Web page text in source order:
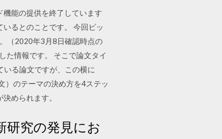
能の提供を終了しています
るとのことです。 今回ピッ
（2020年3月8日確認時点の
た情報です。 そこで論文タイ
いる論文ですが、この横に
）のテーマの決め方を4ステッ
められます。
研究の発見にお